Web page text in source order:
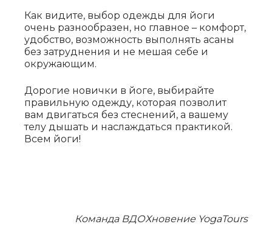
Как видите, выбор одежды для йоги
очень разнообразен, но главное – комфорт,
удобство, возможность выполнять асаны
без затруднения и не мешая себе и
окружающим.
Дорогие новички в йоге, выбирайте
правильную одежду, которая позволит
вам двигаться без стеснений, а вашему
телу дышать и наслаждаться практикой.
Всем йоги!
Команда ВДОХновение YogaTours